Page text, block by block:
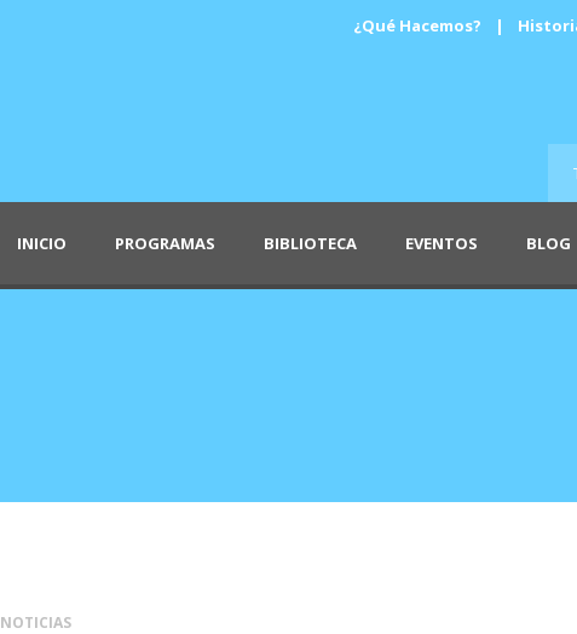
¿Qué Hacemos? |
INICIO PROGRAMAS BIBLIOTECA EVENTOS BLOG
NOTICIAS